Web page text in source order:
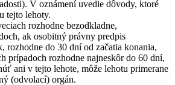
V oznámení uvedie dôvody, ktoré
tejto lehoty.
rozhodne bezodkladne,
ak osobitný právny predpis
rozhodne do 30 dní od začatia konania,
prípadoch rozhodne najneskôr do 60 dní,
ani v tejto lehote, môže lehotu primerane
(odvolací) orgán.